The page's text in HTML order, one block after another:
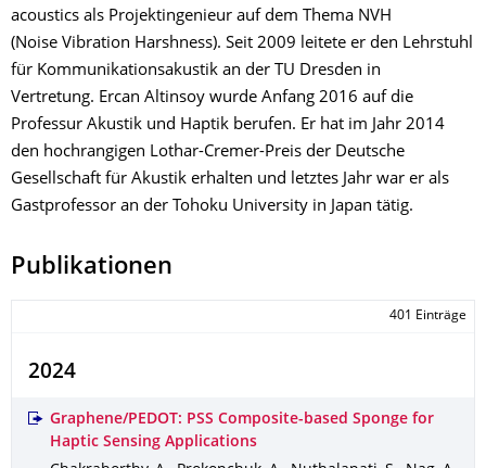
acoustics als Projektingenieur auf dem Thema NVH
(Noise Vibration Harshness). Seit 2009 leitete er den Lehrstuhl
für Kommunikationsakustik an der TU Dresden in
Vertretung. Ercan Altinsoy wurde Anfang 2016 auf die
Professur Akustik und Haptik berufen. Er hat im Jahr 2014
den hochrangigen Lothar-Cremer-Preis der Deutsche
Gesellschaft für Akustik erhalten und letztes Jahr war er als
Gastprofessor an der Tohoku University in Japan tätig.
Publikationen
401 Einträge
2024
Graphene/PEDOT: PSS Composite-based Sponge for
Haptic Sensing Applications